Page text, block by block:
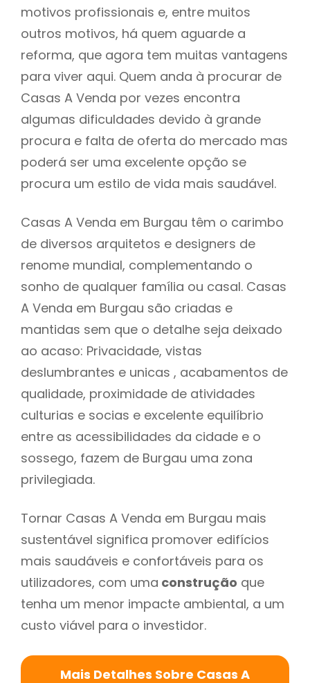
motivos profissionais e, entre muitos
outros motivos, há quem aguarde a
reforma, que agora tem muitas vantagens
para viver aqui. Quem anda à procurar de
Casas A Venda por vezes encontra
algumas dificuldades devido à grande
procura e falta de oferta do mercado mas
poderá ser uma excelente opção se
procura um estilo de vida mais saudável.
Casas A Venda em Burgau têm o carimbo
de diversos arquitetos e designers de
renome mundial, complementando o
sonho de qualquer família ou casal. Casas
A Venda em Burgau são criadas e
mantidas sem que o detalhe seja deixado
ao acaso: Privacidade, vistas
deslumbrantes e unicas , acabamentos de
qualidade, proximidade de atividades
culturias e socias e excelente equilíbrio
entre as acessibilidades da cidade e o
sossego, fazem de Burgau uma zona
privilegiada.
Tornar Casas A Venda em Burgau mais
sustentável significa promover edifícios
mais saudáveis e confortáveis para os
utilizadores, com uma construção que
tenha um menor impacte ambiental, a um
custo viável para o investidor.
Mais Detalhes Sobre Casas A